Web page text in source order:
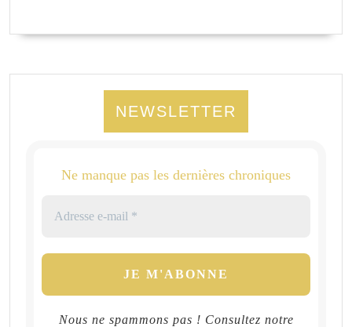
NEWSLETTER
Ne manque pas les dernières chroniques
Nous ne spammons pas ! Consultez notre